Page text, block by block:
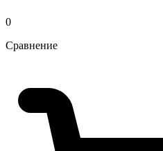
0
Сравнение